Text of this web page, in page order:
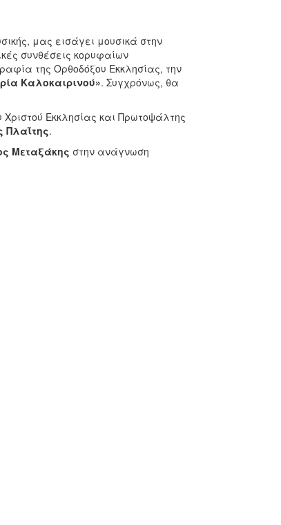
μας εισάγει μουσικά στην
συνθέσεις κορυφαίων
της Ορθοδόξου Εκκλησίας, την
Καλοκαιρινού». Συγχρόνως, θα
Εκκλησίας και Πρωτοψάλτης
Πλαΐτης.
Μεταξάκης στην ανάγνωση